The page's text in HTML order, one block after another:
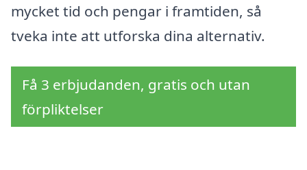
mycket tid och pengar i framtiden, så
tveka inte att utforska dina alternativ.
Få 3 erbjudanden, gratis och utan
förpliktelser